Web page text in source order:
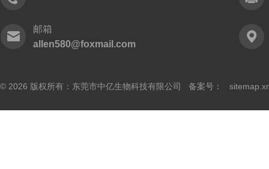
邮箱
allen580@foxmail.com
© 2026 版权所有：东莞市中亿生物科技有限公司 备案号：